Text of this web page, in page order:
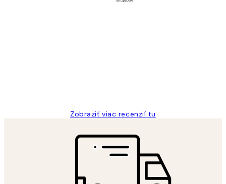
Zobraziť viac recenzií tu